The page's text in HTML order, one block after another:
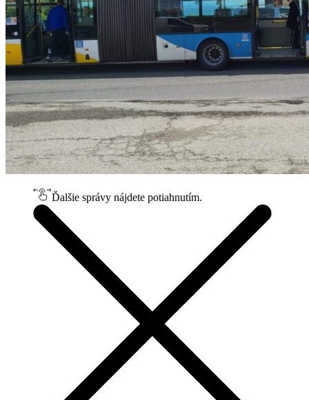
Ďalšie správy nájdete potiahnutím.